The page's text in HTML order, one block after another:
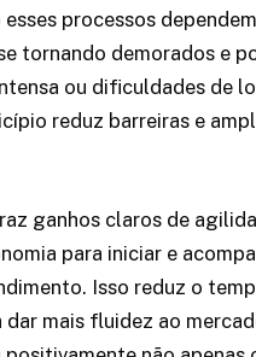
processos dependem
tornando demorados e
ou dificuldades de
reduz barreiras e
ganhos claros de
para iniciar e
Isso reduz o
mais fluidez ao